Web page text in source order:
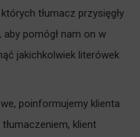
tłumacz przysięgły
pomógł nam on w
jakichkolwiek literówek
poinformujemy klienta
klient